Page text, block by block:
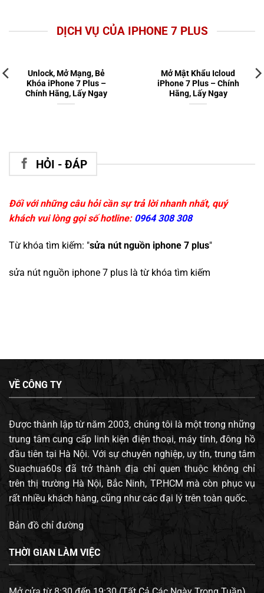
DỊCH VỤ CỦA IPHONE 7 PLUS
Unlock, Mở Mạng, Bẻ
Khóa iPhone 7 Plus –
Chính Hãng, Lấy Ngay
Mở Mật Khẩu Icloud
iPhone 7 Plus – Chính
Hãng, Lấy Ngay
HỎI - ĐÁP
Đối với những câu hỏi cần sự trả lời nhanh nhất, quý
khách vui lòng gọi số hotline: 0964 308 308
Từ khóa tìm kiếm: "sửa nút nguồn iphone 7 plus"
sửa nút nguồn iphone 7 plus là từ khóa tìm kiếm
VỀ CÔNG TY
Được thành lập từ năm 2003, chúng tôi là một trong những
trung tâm cung cấp linh kiện điện thoại, máy tính, đông hồ
đầu tiên tại Hà Nội. Với sự chuyên nghiệp, uy tín, trung tâm
Suachua60s đã trở thành địa chỉ quen thuộc không chỉ
trên thị trường Hà Nội, Bắc Ninh, TP.HCM mà còn phục vụ
rất nhiều khách hàng, cũng như các đại lý trên toàn quốc.
Bản đồ chỉ đường
THỜI GIAN LÀM VIỆC